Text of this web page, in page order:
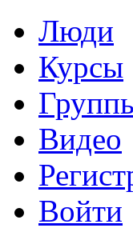
Люди
Курсы
Видео
Войти